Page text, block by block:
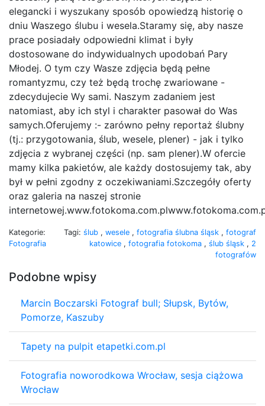
elegancki i wyszukany sposób opowiedzą historię o
dniu Waszego ślubu i wesela.Staramy się, aby nasze
prace posiadały odpowiedni klimat i były
dostosowane do indywidualnych upodobań Pary
Młodej. O tym czy Wasze zdjęcia będą pełne
romantyzmu, czy też będą trochę zwariowane -
zdecydujecie Wy sami. Naszym zadaniem jest
natomiast, aby ich styl i charakter pasował do Was
samych.Oferujemy :- zarówno pełny reportaż ślubny
(tj.: przygotowania, ślub, wesele, plener) - jak i tylko
zdjęcia z wybranej części (np. sam plener).W ofercie
mamy kilka pakietów, ale każdy dostosujemy tak, aby
był w pełni zgodny z oczekiwaniami.Szczegóły oferty
oraz galeria na naszej stronie
Kategorie:
Fotografia
Tagi: ślub , wesele , fotografia ślubna śląsk , fotograf
katowice , fotografia fotokoma , ślub śląsk , 2
fotografów
Podobne wpisy
Marcin Boczarski Fotograf bull; Słupsk, Bytów,
Pomorze, Kaszuby
Tapety na pulpit etapetki.com.pl
Fotografia noworodkowa Wrocław, sesja ciążowa
Wrocław